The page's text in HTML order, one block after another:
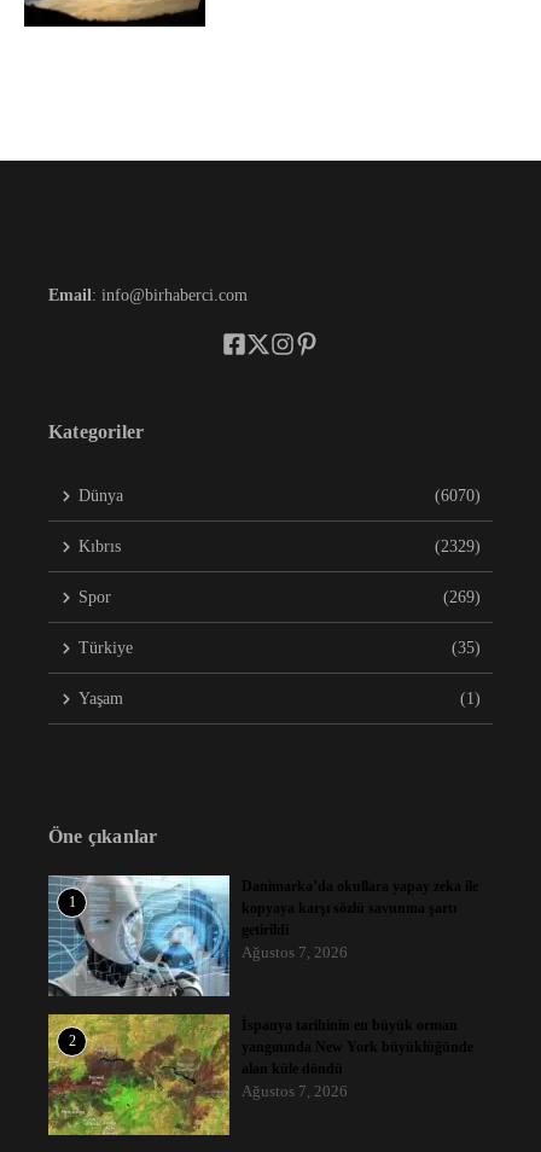
Email: info@birhaberci.com
Kategoriler
Dünya (6070)
Kıbrıs (2329)
Spor (269)
Türkiye (35)
Yaşam (1)
Öne çıkanlar
1
Danimarka’da okullara yapay zeka ile
kopyaya karşı sözlü savunma şartı
getirildi
Ağustos 7, 2026
2
İspanya tarihinin en büyük orman
yangınında New York büyüklüğünde
alan küle döndü
Ağustos 7, 2026